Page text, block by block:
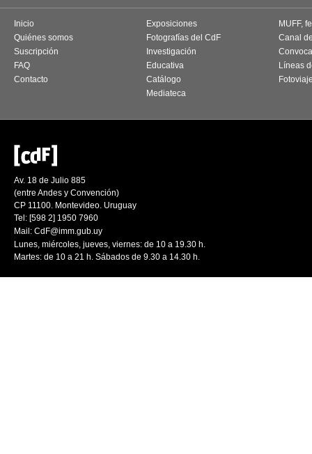
Inicio
Quiénes somos
Suscripción
FAQ
Contacto
Exposiciones
Fotografías del CdF
Investigación
Educativa
Catálogo
Mediateca
MUFF,
Canal
Líneas
Av. 18 de Julio 885
(entre Andes y Convención)
CP 11100. Montevideo. Uruguay
Tel: [598 2] 1950 7960
Mail: CdF@imm.gub.uy
Lunes, miércoles, jueves, viernes: de 10 a 19.30 h.
Martes: de 10 a 21 h. Sábados de 9.30 a 14.30 h.